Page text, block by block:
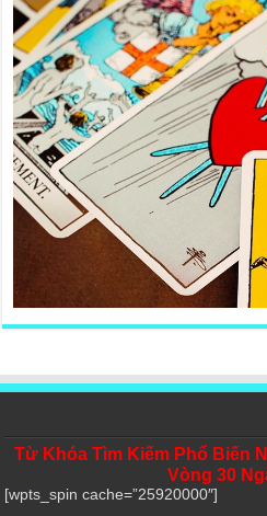
Từ Khóa Tìm Kiếm Phổ Biến
Vòng 30
[wpts_spin cache=”25920000″]